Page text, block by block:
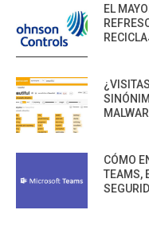
EL
CÓMO
TEAMS,